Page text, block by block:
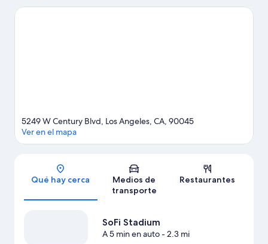
belleza natural del área pueden ir a Playa de Venice y Playa de
Sección del mapa
5249 W Century Blvd, Los Angeles, CA, 90045
Ver en el mapa
Qué hay cerca
Medios de
transporte
Restaurantes
SoFi Stadium
A 5 min en auto- 2.3 mi